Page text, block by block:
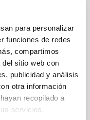
para personalizar
funciones de redes
compartimos
del sitio web con
publicidad y análisis
otra información
recopilado a
servicios.